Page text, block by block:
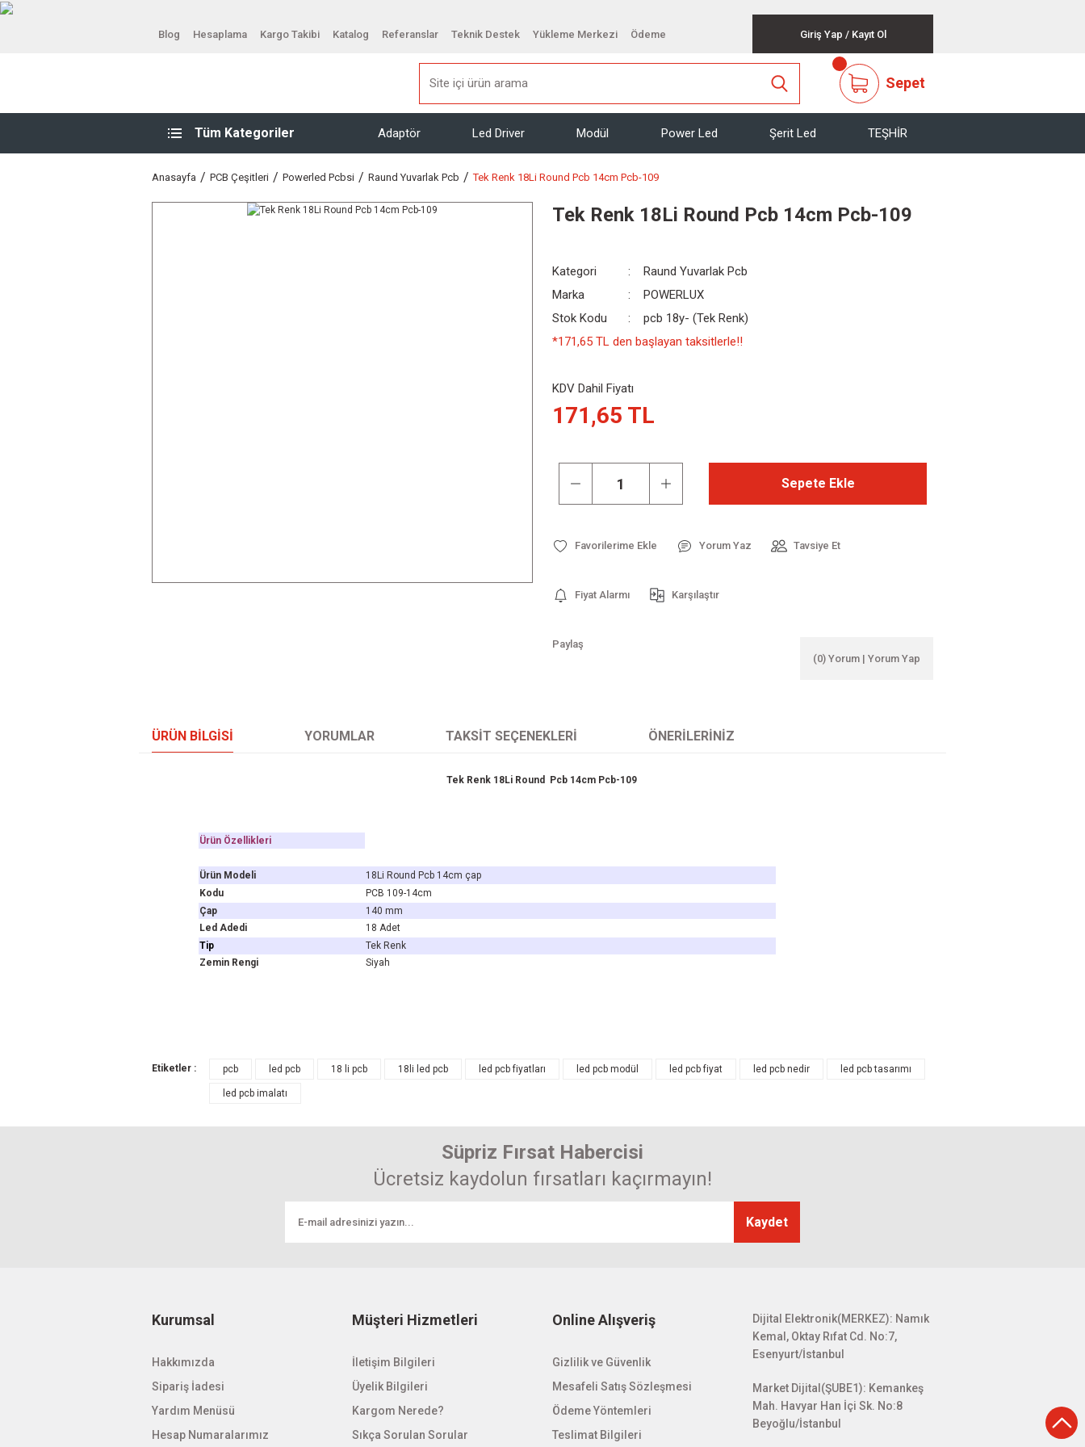
Blog Hesaplama Kargo Takibi Katalog Referanslar Teknik Destek Yükleme Merkezi Ödeme Giriş Yap / Kayıt Ol
Sepet
Tüm Kategoriler Adaptör Led Driver Modül Power Led Şerit Led TEŞHİR
Anasayfa PCB Çeşitleri Powerled Pcbsi Raund Yuvarlak Pcb Tek Renk 18Li Round Pcb 14cm Pcb-109
Tek Renk 18Li Round Pcb 14cm Pcb-109
Kategori
Raund Yuvarlak Pcb
Marka
POWERLUX
Stok Kodu
pcb 18y- (Tek Renk)
*171,65 TL den başlayan taksitlerle!!
KDV Dahil Fiyatı
171,65 TL
Sepete Ekle
Yorum Yaz Tavsiye Et
Fiyat Alarmı Karşılaştır
Paylaş
(0) Yorum | Yorum Yap
ÜRÜN BILGISI YORUMLAR TAKSIT SEÇENEKLERI ÖNERILERINIZ
Tek Renk 18Li Round Pcb 14cm Pcb-109
Ürün Özellikleri
Ürün Modeli
18Li Round Pcb 14cm çap
Kodu
PCB 109-14cm
Çap
140 mm
Led Adedi
18 Adet
Tip
Tek Renk
Zemin Rengi
Siyah
Görüş ve önerileriniz için teşekkür ederiz.
Gönder
Etiketler : pcb led pcb 18 li pcb 18li led pcb led pcb fiyatları led pcb modül led pcb fiyat led pcb nedir led pcb tasarımı
led pcb imalatı
Süpriz Fırsat Habercisi
Ücretsiz kaydolun fırsatları kaçırmayın!
Kaydet
Kurumsal
Hakkımızda
Sipariş İadesi
Yardım Menüsü
Hesap Numaralarımız
Müşteri Hizmetleri
İletişim Bilgileri
Üyelik Bilgileri
Kargom Nerede?
Sıkça Sorulan Sorular
Online Alışveriş
Gizlilik ve Güvenlik
Mesafeli Satış Sözleşmesi
Ödeme Yöntemleri
Teslimat Bilgileri
Dijital Elektronik(MERKEZ): Namık
Kemal, Oktay Rıfat Cd. No:7,
Esenyurt/İstanbul
Market Dijital(ŞUBE1): Kemankeş
Mah. Havyar Han İçi Sk. No:8
Beyoğlu/İstanbul